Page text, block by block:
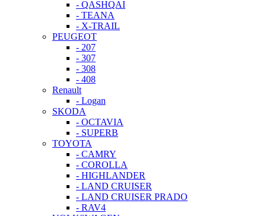
- QASHQAI
- TEANA
- X-TRAIL
PEUGEOT
- 207
- 307
- 308
- 408
Renault
- Logan
SKODA
- OCTAVIA
- SUPERB
TOYOTA
- CAMRY
- COROLLA
- HIGHLANDER
- LAND CRUISER
- LAND CRUISER PRADO
- RAV4